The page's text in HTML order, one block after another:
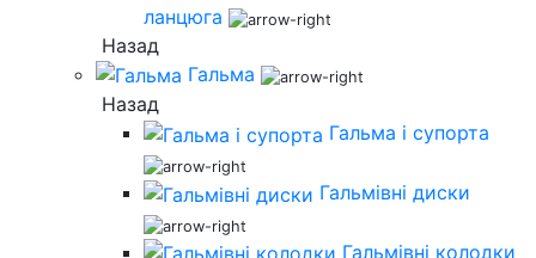
ланцюга
Назад
Гальма
Назад
Гальма і супорта
Гальмівні диски
Гальмівні колодки